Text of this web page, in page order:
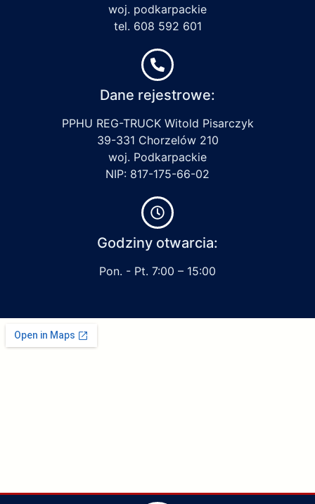
woj. podkarpackie
tel. 608 592 601
Dane rejestrowe:
PPHU REG-TRUCK Witold Pisarczyk
39-331 Chorzelów 210
woj. Podkarpackie
NIP: 817-175-66-02
Godziny otwarcia:
Pon. - Pt. 7:00 – 15:00